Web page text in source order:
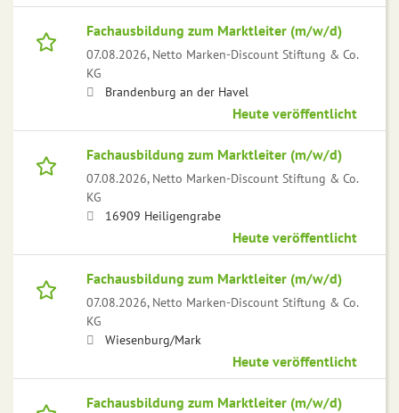
Fachausbildung zum Marktleiter (m/w/d)
07.08.2026, Netto Marken-Discount Stiftung & Co.
KG
Brandenburg an der Havel
Heute veröffentlicht
Fachausbildung zum Marktleiter (m/w/d)
07.08.2026, Netto Marken-Discount Stiftung & Co.
KG
16909 Heiligengrabe
Heute veröffentlicht
Fachausbildung zum Marktleiter (m/w/d)
07.08.2026, Netto Marken-Discount Stiftung & Co.
KG
Wiesenburg/Mark
Heute veröffentlicht
Fachausbildung zum Marktleiter (m/w/d)